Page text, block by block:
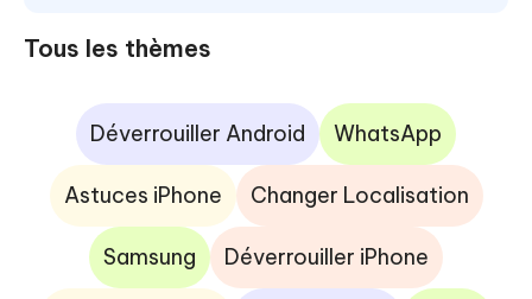
Tous les thèmes
Déverrouiller Android WhatsApp
Astuces iPhone Changer Localisation
Samsung Déverrouiller iPhone